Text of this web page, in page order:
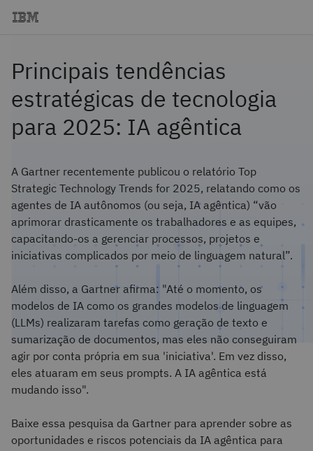
Principais tendências
estratégicas de tecnologia
para 2025: IA agêntica
A Gartner recentemente publicou o relatório Top
Strategic Technology Trends for 2025, relatando como os
agentes de IA autônomos (ou seja, IA agêntica) “vão
aprimorar drasticamente os trabalhadores e as equipes,
capacitando-os a gerenciar processos, projetos e
iniciativas complicados por meio de linguagem natural”.
Além disso, a Gartner afirma: "Até o momento, os
modelos de IA como os grandes modelos de linguagem
(LLMs) realizaram tarefas como geração de texto e
sumarização de documentos, mas eles não conseguiram
agir por conta própria em sua 'iniciativa'. Em vez disso,
eles atuaram em seus prompts. A IA agêntica está
mudando isso".
Baixe essa pesquisa da Gartner para aprender sobre as
oportunidades e riscos potenciais da IA agêntica para